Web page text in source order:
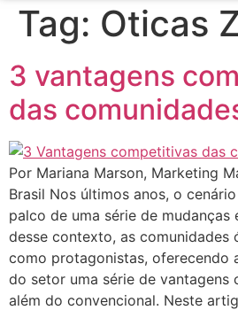
Tag: Oticas
3 vantagens
das
Por Mariana Marson, Marketing
Brasil Nos últimos anos, o
palco de uma série de mudanças
desse contexto, as comunidades
como protagonistas, oferecendo
do setor uma série de vantagens
além do convencional. Neste